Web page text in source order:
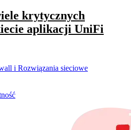
krytycznych
aplikacji UniFi
i Rozwiązania sieciowe